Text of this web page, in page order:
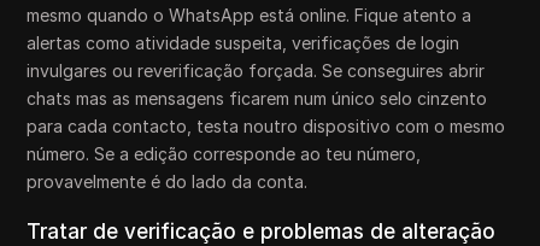
mesmo quando o WhatsApp está online. Fique atento a
alertas como atividade suspeita, verificações de login
invulgares ou reverificação forçada. Se conseguires abrir
chats mas as mensagens ficarem num único selo cinzento
para cada contacto, testa noutro dispositivo com o mesmo
número. Se a edição corresponde ao teu número,
provavelmente é do lado da conta.
Tratar de verificação e problemas de alteração